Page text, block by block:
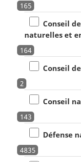
165
Conseil de
naturelles et
164
Conseil
2
Conseil
143
Défense
4835